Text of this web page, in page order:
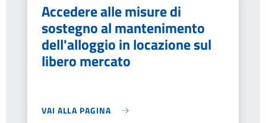
Accedere alle misure di
sostegno al mantenimento
dell'alloggio in locazione sul
libero mercato
VAI ALLA PAGINA